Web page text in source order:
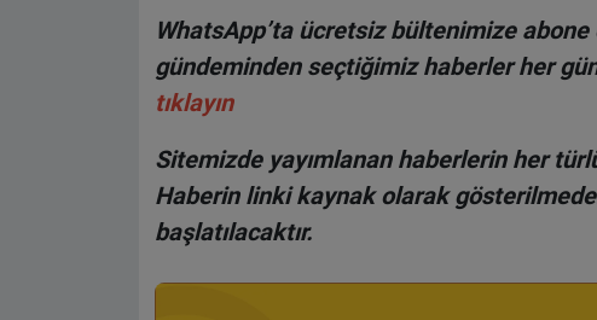
WhatsApp’ta ücretsiz bültenimize
gündeminden seçtiğimiz haberler her
tıklayın
Sitemizde yayımlanan haberlerin her
Haberin linki kaynak olarak
başlatılacaktır.